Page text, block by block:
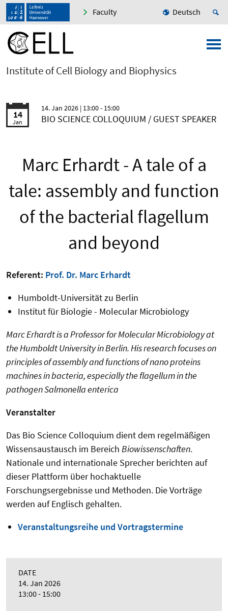
Faculty Deutsch
Institute of Cell Biology and Biophysics
14
Jan
14. Jan 2026 | 13:00 - 15:00
BIO SCIENCE COLLOQUIUM / GUEST SPEAKER
Marc Erhardt - A tale of a
tale: assembly and function
of the bacterial flagellum
and beyond
Referent: Prof. Dr. Marc Erhardt
Humboldt-Universität zu Berlin
Institut für Biologie - Molecular Microbiology
Marc Erhardt is a Professor for Molecular Microbiology at
the Humboldt University in Berlin. His research focuses on
principles of assembly and functions of nano proteins
machines in bacteria, especially the flagellum in the
pathogen Salmonella enterica
Veranstalter
Das Bio Science Colloquium dient dem regelmäßigen
Wissensaustausch im Bereich Biowissenschaften.
Nationale und internationale Sprecher berichten auf
dieser Plattform über hochaktuelle
Forschungsergebnisse und Methoden. Die Vorträge
werden auf Englisch gehalten.
Veranstaltungsreihe und Vortragstermine
DATE
14. Jan 2026
13:00 - 15:00